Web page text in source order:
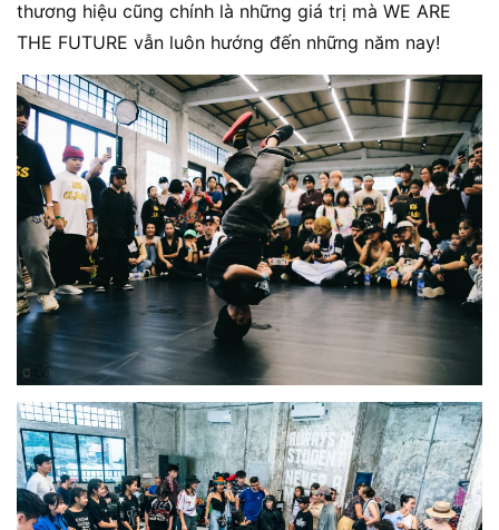
thương hiệu cũng chính là những giá trị mà WE ARE
THE FUTURE vẫn luôn hướng đến những năm nay!